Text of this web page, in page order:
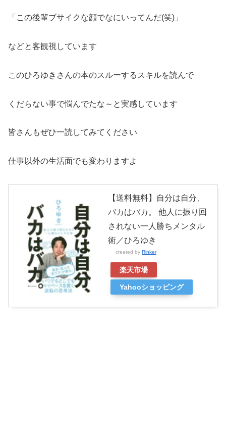
「この後輩ブサイクな顔でなにいってんだ(笑)」
などと客観視しています
このひろゆきさんの本のスルーするスキルを読んで
くだらない事で悩んでたな～と実感しています
皆さんもぜひ一読してみてください
仕事以外の生活面でも変わりますよ
【送料無料】自分は自分、
バカはバカ。 他人に振り回
されない一人勝ちメンタル
術／ひろゆき
created by Rinker
楽天市場
Yahooショッピング